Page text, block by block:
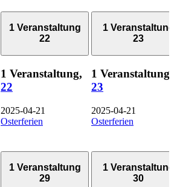
1 Veranstaltung
22
1 Veranstaltung,
22
2025-04-21
Osterferien
1 Veranstaltung
23
1 Veranstaltung,
23
2025-04-21
Osterferien
1 Veranstaltung
29
1 Veranstaltung
30